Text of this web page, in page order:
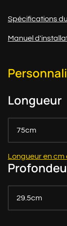
Spécifications
Manuel
Longueur
75cm
Longueur en cm
29.5cm